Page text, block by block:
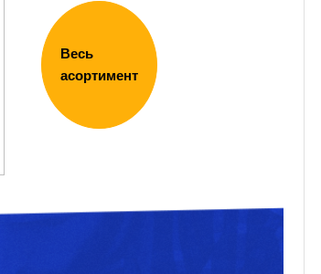
Весь
асортимент